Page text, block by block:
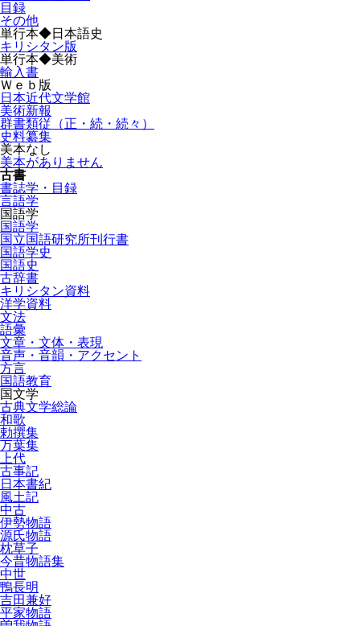
目録
その他
単行本◆日本語史
キリシタン版
単行本◆美術
輸入書
Ｗｅｂ版
日本近代文学館
美術新報
群書類従（正・続・続々）
史料纂集
美本なし
美本がありません
古書
書誌学・目録
言語学
国語学
国語学
国立国語研究所刊行書
国語学史
国語史
古辞書
キリシタン資料
洋学資料
文法
語彙
文章・文体・表現
音声・音韻・アクセント
方言
国語教育
国文学
古典文学総論
和歌
勅撰集
万葉集
上代
古事記
日本書紀
風土記
中古
伊勢物語
源氏物語
枕草子
今昔物語集
中世
鴨長明
吉田兼好
平家物語